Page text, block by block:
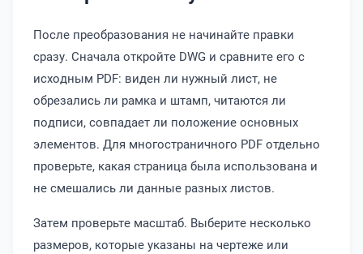
После преобразования не начинайте правки
сразу. Сначала откройте DWG и сравните его с
исходным PDF: виден ли нужный лист, не
обрезались ли рамка и штамп, читаются ли
подписи, совпадает ли положение основных
элементов. Для многостраничного PDF отдельно
проверьте, какая страница была использована и
не смешались ли данные разных листов.
Затем проверьте масштаб. Выберите несколько
размеров, которые указаны на чертеже или